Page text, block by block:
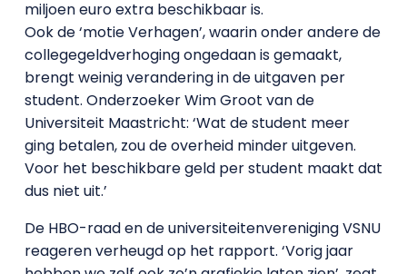
miljoen euro extra beschikbaar is.
Ook de ‘motie Verhagen’, waarin onder andere de
collegegeldverhoging ongedaan is gemaakt,
brengt weinig verandering in de uitgaven per
student. Onderzoeker Wim Groot van de
Universiteit Maastricht: ‘Wat de student meer
ging betalen, zou de overheid minder uitgeven.
Voor het beschikbare geld per student maakt dat
dus niet uit.’
De HBO-raad en de universiteitenvereniging VSNU
reageren verheugd op het rapport. ‘Vorig jaar